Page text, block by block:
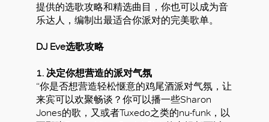
提供的选歌攻略和精选曲目，你也可以成为音
乐达人，编制出最适合你派对的完美歌单。
DJ Eve选歌攻略
1. 决定你想营造的派对气氛
“你是否想营造轻松惬意的鸡尾酒派对气氛，让
来宾可以欢聚畅谈？你可以播一些Sharon
Jones的歌，又或者Tuxedo之类的nu-funk，以